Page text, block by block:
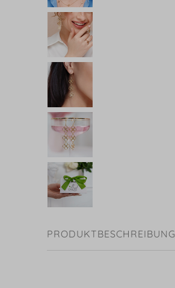
PRODUKTBESCHREIBUNG